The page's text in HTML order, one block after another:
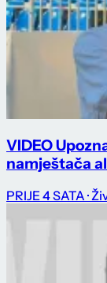
VIDEO
namještača
PRIJE 4 SATA ·